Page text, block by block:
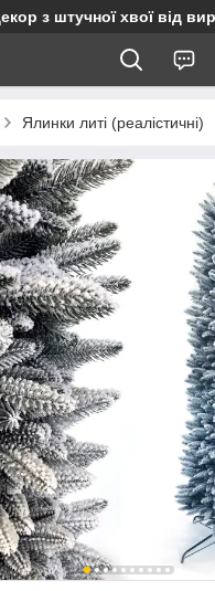
з штучної хвої від
Ялинки литі (реалістичні)